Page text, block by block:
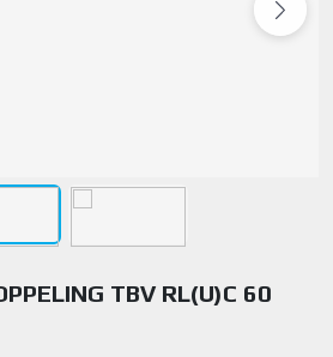
TBV RL(U)C 60